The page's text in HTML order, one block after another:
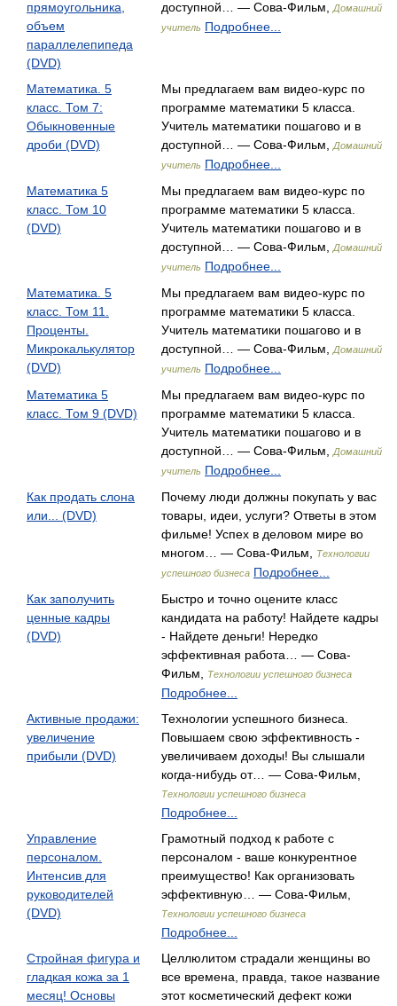
прямоугольника,
объем
параллелепипеда
(DVD)
доступной… — Сова-Фильм,
Домашний
учитель Подробнее...
Математика. 5
класс. Том 7:
Обыкновенные
дроби (DVD)
Мы предлагаем вам видео-курс по
программе математики 5 класса.
Учитель математики пошагово и в
доступной… — Сова-Фильм,
Домашний
учитель Подробнее...
Математика 5
класс. Том 10
(DVD)
Мы предлагаем вам видео-курс по
программе математики 5 класса.
Учитель математики пошагово и в
доступной… — Сова-Фильм,
Домашний
учитель Подробнее...
Математика. 5
класс. Том 11.
Проценты.
Микрокалькулятор
(DVD)
Мы предлагаем вам видео-курс по
программе математики 5 класса.
Учитель математики пошагово и в
доступной… — Сова-Фильм,
Домашний
учитель Подробнее...
Математика 5
класс. Том 9 (DVD)
Мы предлагаем вам видео-курс по
программе математики 5 класса.
Учитель математики пошагово и в
доступной… — Сова-Фильм,
Домашний
учитель Подробнее...
Как продать слона
или... (DVD)
Почему люди должны покупать у вас
товары, идеи, услуги? Ответы в этом
фильме! Успех в деловом мире во
многом… — Сова-Фильм,
Технологии
успешного бизнеса Подробнее...
Как заполучить
ценные кадры
(DVD)
Быстро и точно оцените класс
кандидата на работу! Найдете кадры
- Найдете деньги! Нередко
эффективная работа… — Сова-
Фильм,
Технологии успешного бизнеса
Подробнее...
Активные продажи:
увеличение
прибыли (DVD)
Технологии успешного бизнеса.
Повышаем свою эффективность -
увеличиваем доходы! Вы слышали
когда-нибудь от… — Сова-Фильм,
Технологии успешного бизнеса
Подробнее...
Управление
персоналом.
Интенсив для
руководителей
(DVD)
Грамотный подход к работе с
персоналом - ваше конкурентное
преимущество! Как организовать
эффективную… — Сова-Фильм,
Технологии успешного бизнеса
Подробнее...
Стройная фигура и
гладкая кожа за 1
месяц! Основы
Целлюлитом страдали женщины во
все времена, правда, такое название
этот косметический дефект кожи